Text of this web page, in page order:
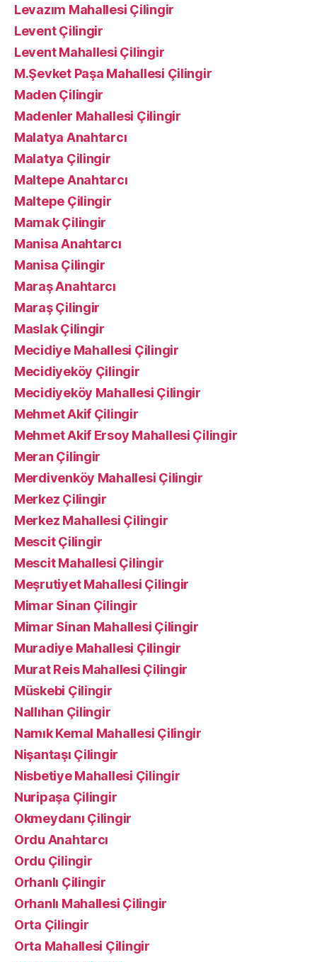
Levazım Mahallesi Çilingir
Levent Çilingir
Levent Mahallesi Çilingir
M.Şevket Paşa Mahallesi Çilingir
Maden Çilingir
Madenler Mahallesi Çilingir
Malatya Anahtarcı
Malatya Çilingir
Maltepe Anahtarcı
Maltepe Çilingir
Mamak Çilingir
Manisa Anahtarcı
Manisa Çilingir
Maraş Anahtarcı
Maraş Çilingir
Maslak Çilingir
Mecidiye Mahallesi Çilingir
Mecidiyeköy Çilingir
Mecidiyeköy Mahallesi Çilingir
Mehmet Akif Çilingir
Mehmet Akif Ersoy Mahallesi Çilingir
Meran Çilingir
Merdivenköy Mahallesi Çilingir
Merkez Çilingir
Merkez Mahallesi Çilingir
Mescit Çilingir
Mescit Mahallesi Çilingir
Meşrutiyet Mahallesi Çilingir
Mimar Sinan Çilingir
Mimar Sinan Mahallesi Çilingir
Muradiye Mahallesi Çilingir
Murat Reis Mahallesi Çilingir
Müskebi Çilingir
Nallıhan Çilingir
Namık Kemal Mahallesi Çilingir
Nişantaşı Çilingir
Nisbetiye Mahallesi Çilingir
Nuripaşa Çilingir
Okmeydanı Çilingir
Ordu Anahtarcı
Ordu Çilingir
Orhanlı Çilingir
Orhanlı Mahallesi Çilingir
Orta Çilingir
Orta Mahallesi Çilingir